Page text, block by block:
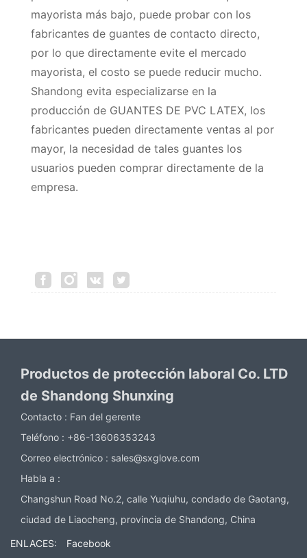
mayorista más bajo, puede probar con los
fabricantes de guantes de contacto directo,
por lo que directamente evite el mercado
mayorista, el costo se puede reducir mucho.
Shandong evita especializarse en la
producción de GUANTES DE PVC LATEX, los
fabricantes pueden directamente ventas al por
mayor, la necesidad de tales guantes los
usuarios pueden comprar directamente de la
empresa.
Productos de protección laboral Co. LTD
de Shandong Shunxing
Contacto : Fan del gerente
Teléfono : +86-13606353243
Correo electrónico : sales@sxglove.com
Habla a :
Changshun Road No.2, calle Yuqiuhu, condado de Gaotang,
ciudad de Liaocheng, provincia de Shandong, China
ENLACES: Facebook